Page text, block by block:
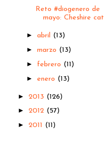
Reto #diogenero de
mayo: Cheshire cat
►abril (13)
►marzo (13)
► febrero (11)
►enero (13)
► 2013 (126)
► 2012 (57)
► 2011 (11)